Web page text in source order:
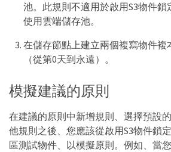
池。此規則不適用於啟用S3物件鎖
使用雲端儲存池。
在儲存節點上建立兩個複寫物件複
（從第0天到永遠）。
模擬建議的原則
在建議的原則中新增規則、選擇預設
他規則之後、您應該從啟用S3物件鎖
區測試物件、以模擬原則。例如、當